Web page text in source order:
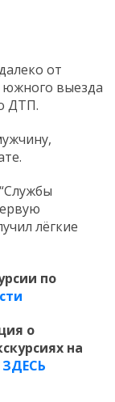
от
южного выезда
ДТП.
лёгкие
по
о
на
ЗДЕСЬ